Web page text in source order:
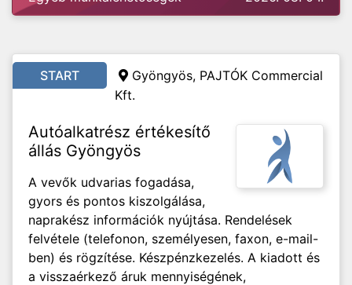
START
Gyöngyös, PAJTÓK Commercial
Kft.
Autóalkatrész értékesítő
állás Gyöngyös
A vevők udvarias fogadása,
gyors és pontos kiszolgálása,
naprakész információk nyújtása. Rendelések
felvétele (telefonon, személyesen, faxon, e-mail-
ben) és rögzítése. Készpénzkezelés. A kiadott és
a visszaérkező áruk mennyiségének,